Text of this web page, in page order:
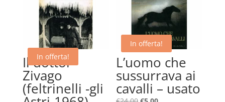
In offerta!
Il dottor
Zivago
(feltrinelli -gli
In offerta!
L’uomo che
sussurrava ai
cavalli – usato